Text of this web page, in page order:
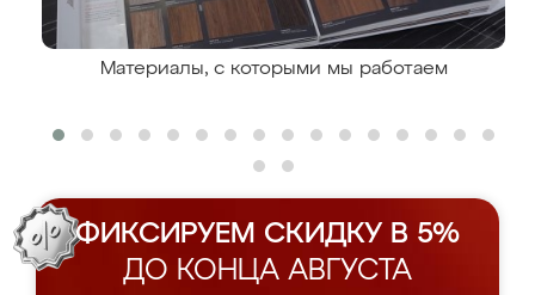
Материалы, с которыми мы работаем
ФИКСИРУЕМ СКИДКУ В 5%
ДО КОНЦА АВГУСТА